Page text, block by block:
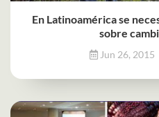
En Latinoamérica se
sobre
Jun 26, 2015